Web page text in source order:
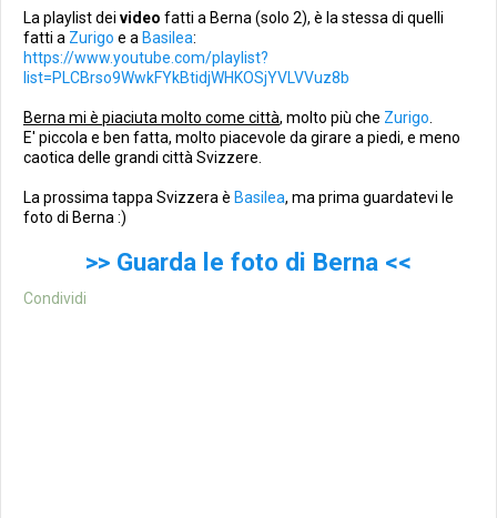
La playlist dei video fatti a Berna (solo 2), è la stessa di quelli
fatti a Zurigo e a Basilea:
https://www.youtube.com/playlist?
list=PLCBrso9WwkFYkBtidjWHKOSjYVLVVuz8b
Berna mi è piaciuta molto come città, molto più che Zurigo
E' piccola e ben fatta, molto piacevole da girare a piedi, e meno
caotica delle grandi città Svizzere.
La prossima tappa Svizzera è Basilea, ma prima guardatevi le
foto di Berna :)
>> Guarda le foto di Berna <<
Condividi